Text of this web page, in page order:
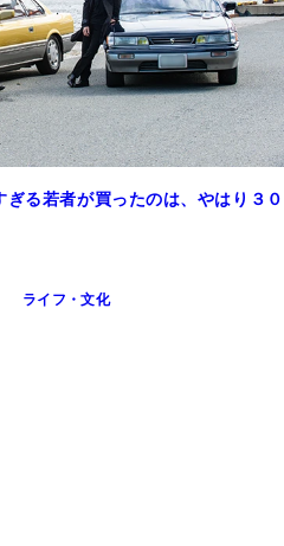
ぎる若者が買ったのは、やはり３０
ライフ・文化